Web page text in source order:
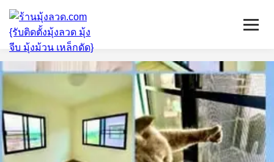
หน้าแรก
มุ้งลวดจีบ
เหล็กดัด
ติดตั้งกระจก
บริการ/พื้นที่ติดตั้ง
บทความ